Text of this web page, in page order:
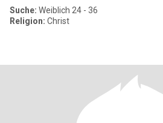
Suche: Weiblich 24 - 36
Religion: Christ